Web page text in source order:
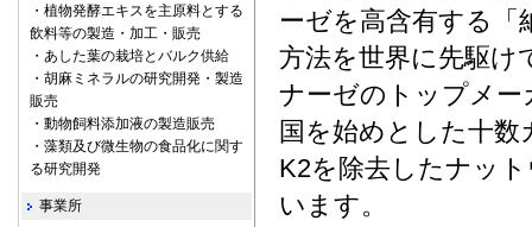
ーゼを高含有する「
方法を世界に先駆け
ナーゼのトップメー
国を始めとした十
K2を除去したナッ
います。
・植物発酵エキスを主原料とする
飲料等の製造・加工・販売
・あした葉の栽培とバルク供給
・胡麻ミネラルの研究開発・製造
販売
・動物飼料添加液の製造販売
・藻類及び微生物の食品化に関す
る研究開発
事業所